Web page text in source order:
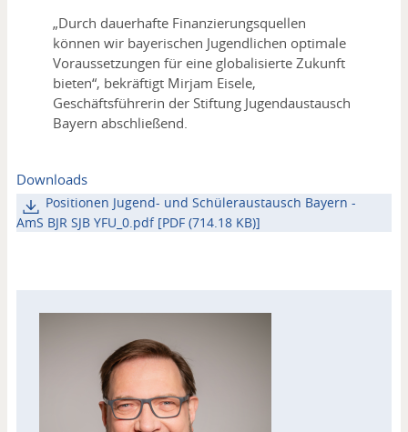
„Durch dauerhafte Finanzierungsquellen
können wir bayerischen Jugendlichen optimale
Voraussetzungen für eine globalisierte Zukunft
bieten“, bekräftigt Mirjam Eisele,
Geschäftsführerin der Stiftung Jugendaustausch
Bayern abschließend.
Downloads
Positionen Jugend- und Schüleraustausch Bayern -
AmS BJR SJB YFU_0.pdf [PDF (714.18 KB)]